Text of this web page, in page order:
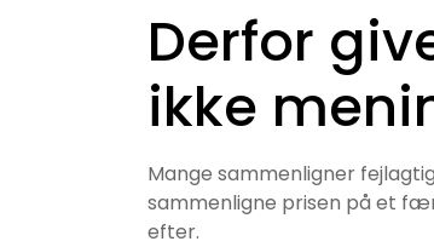
Derfor
ikke
Mange sammenligner
sammenligne prisen på et
efter.